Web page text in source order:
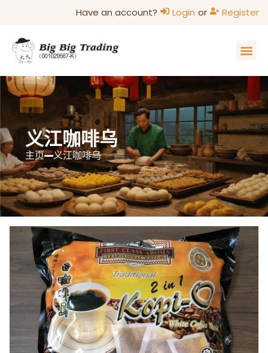
Have an account? Login or Register
义江咖啡乌
主页 义江咖啡乌